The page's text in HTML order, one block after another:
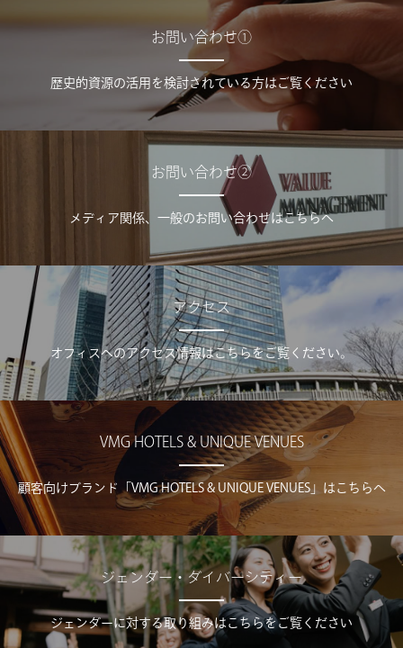
お問い合わせ①
歴史的資源の活用を検討されている方はご覧ください
お問い合わせ②
メディア関係、一般のお問い合わせはこちらへ
アクセス
オフィスへのアクセス情報はこちらをご覧ください。
VMG HOTELS & UNIQUE VENUES
顧客向けブランド「VMG HOTELS & UNIQUE VENUES」はこちらへ
ジェンダー・ダイバーシティー
ジェンダーに対する取り組みはこちらをご覧ください